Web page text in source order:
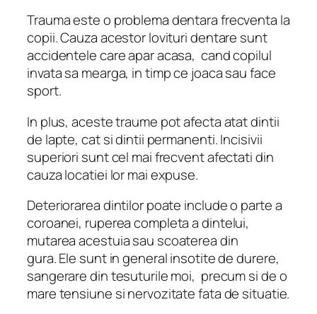
Trauma este o problema dentara frecventa la
copii. Cauza acestor lovituri dentare sunt
accidentele care apar acasa, cand copilul
invata sa mearga, in timp ce joaca sau face
sport.
In plus, aceste traume pot afecta atat dintii
de lapte, cat si dintii permanenti. Incisivii
superiori sunt cel mai frecvent afectati din
cauza locatiei lor mai expuse.
Deteriorarea dintilor poate include o parte a
coroanei, ruperea completa a dintelui,
mutarea acestuia sau scoaterea din
gura. Ele sunt in general insotite de durere,
sangerare din tesuturile moi, precum si de o
mare tensiune si nervozitate fata de situatie.